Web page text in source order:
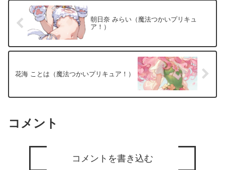
朝日奈 みらい（魔法つかいプリキュ
ア！）
花海 ことは（魔法つかいプリキュア！）
コメント
コメントを書き込む